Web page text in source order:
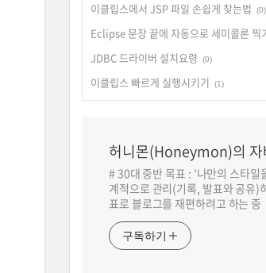
이클립스에서 JSP 파일 손쉽게 찾는법
(0)
Eclipse 문장 끝에 자동으로 세미콜론 찍
JDBC 드라이버 설치요령
(0)
이클립스 빠르게 실행시키기
(1)
허니몬(Honeymon)의
# 30대 중반 목표 : '나만의 스타일
계적으로 관리(기록, 발표와 공유)
표로 블로그를 재편하려고 하는 중
구독하기